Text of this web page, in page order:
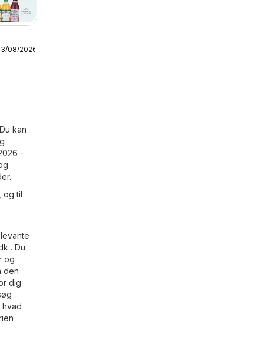
uge
08/2026
kan
-
og til
. Du
og
den
dig